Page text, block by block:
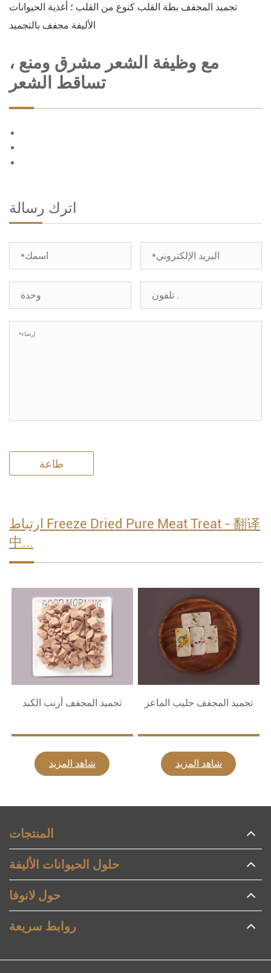
تجميد المجفف بطة القلب كنوع من القلب ؛ أغذية الحيوانات
الأليفة مجفف بالتجميد
، مع وظيفة الشعر مشرق ومنع
تساقط الشعر
اترك رسالة
طاعة
ارتباط Freeze Dried Pure Meat Treat - 翻译
中...
تجميد المجفف أرنب الكبد
شاهد المزيد
تجميد المجفف حليب الماعز
شاهد المزيد
المنتجات
حلول الحيوانات الأليفة
حول لانوفا
روابط سريعة